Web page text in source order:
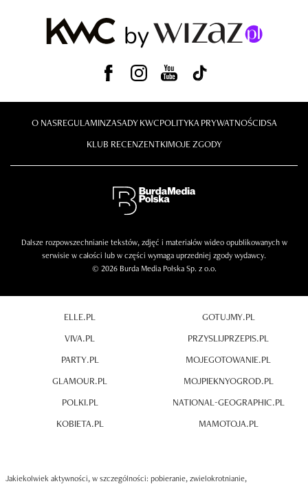
O NASREGULAMINZASADY KWCPOLITYKA PRYWATNOŚCIDSA
KLUB RECENZENTKIMOJE ZGODY
Dalsze rozpowszechnianie tekstów, zdjęć i materiałów wideo opublikowanych w
serwisie w całości lub w części wymaga uprzedniej zgody wydawcy.
© 2026 Burda Media Polska Sp. z o.o.
ELLE.PL
VIVA.PL
PARTY.PL
GLAMOUR.PL
POLKI.PL
KOBIETA.PL
GOTUJMY.PL
PRZYSLIJPRZEPIS.PL
MOJEGOTOWANIE.PL
MOJPIEKNYOGROD.PL
NATIONAL-GEOGRAPHIC.PL
MAMOTOJA.PL
Jakiekolwiek aktywności, w szczególności: pobieranie, zwielokrotnianie,